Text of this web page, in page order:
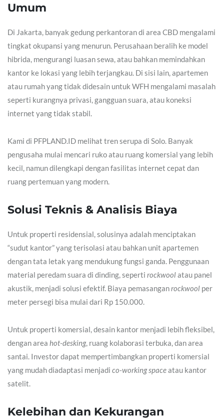
Umum
Di Jakarta, banyak gedung perkantoran di area CBD mengalami
tingkat okupansi yang menurun. Perusahaan beralih ke model
hibrida, mengurangi luasan sewa, atau bahkan memindahkan
kantor ke lokasi yang lebih terjangkau. Di sisi lain, apartemen
atau rumah yang tidak didesain untuk WFH mengalami masalah
seperti kurangnya privasi, gangguan suara, atau koneksi
internet yang tidak stabil.
Kami di PFPLAND.ID melihat tren serupa di Solo. Banyak
pengusaha mulai mencari ruko atau ruang komersial yang lebih
kecil, namun dilengkapi dengan fasilitas internet cepat dan
ruang pertemuan yang modern.
Solusi Teknis & Analisis Biaya
Untuk properti residensial, solusinya adalah menciptakan
“sudut kantor” yang terisolasi atau bahkan unit apartemen
dengan tata letak yang mendukung fungsi ganda. Penggunaan
material peredam suara di dinding, seperti rockwoolatau panel
akustik, menjadi solusi efektif. Biaya pemasanganrockwool per
meter persegi bisa mulai dari Rp 150.000.
Untuk properti komersial, desain kantor menjadi lebih fleksibel,
dengan area hot-desking, ruang kolaborasi terbuka, dan area
santai. Investor dapat mempertimbangkan properti komersial
yang mudah diadaptasi menjadi co-working spaceatau kantor
satelit.
Kelebihan dan Kekurangan